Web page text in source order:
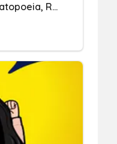
Alliteration, Onomatopoeia, Rhyme